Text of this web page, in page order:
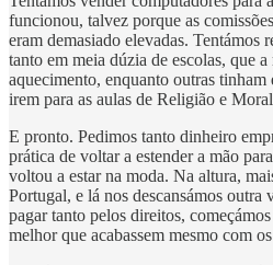
funcionou, talvez porque as
eram demasiado elevadas. Tentámos
tanto em meia dúzia de escolas, que
aquecimento, enquanto outras tinham
irem para as aulas de Religião e
E pronto. Pedimos tanto dinheiro
prática de voltar a estender a mão
voltou a estar na moda. Na altura,
Portugal, e lá nos descansámos outra
pagar tanto pelos direitos,
melhor que acabassem mesmo com